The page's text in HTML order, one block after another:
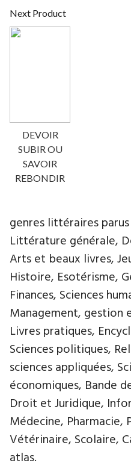
Next Product
DEVOIR
SUBIR OU
SAVOIR
REBONDIR
genres littéraires
Littérature générale,
Arts et beaux livres,
Histoire, Esotérisme,
Finances, Sciences
Management, gestion
Livres pratiques,
Sciences politiques,
sciences appliquées,
économiques, Bande
Droit et Juridique,
Médecine, Pharmacie,
Vétérinaire, Scolaire,
atlas.